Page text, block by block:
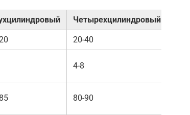
Четырехцилиндровый
20-40
4-8
80-90